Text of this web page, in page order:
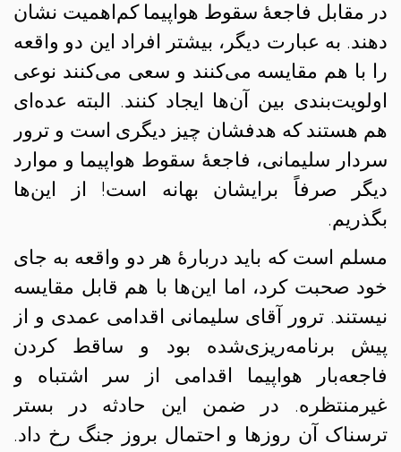
در مقابل فاجعهٔ سقوط هواپیما کم‌اهمیت نشان
دهند. به عبارت دیگر، بیشتر افراد این دو واقعه
را با هم مقایسه می‌کنند و سعی می‌کنند نوعی
اولویت‌بندی بین آن‌ها ایجاد کنند. البته عده‌ای
هم هستند که هدفشان چیز دیگری است و ترور
سردار سلیمانی، فاجعهٔ سقوط هواپیما و موارد
دیگر صرفاً برایشان بهانه است! از این‌ها
بگذریم.
مسلم است که باید دربارهٔ هر دو واقعه به جای
خود صحبت کرد، اما این‌ها با هم قابل مقایسه
نیستند. ترور آقای سلیمانی اقدامی عمدی و از
پیش برنامه‌ریزی‌شده بود و ساقط کردن
فاجعه‌بار هواپیما اقدامی از سر اشتباه و
غیرمنتظره. در ضمن این حادثه در بستر
ترسناک آن روزها و احتمال بروز جنگ رخ داد.